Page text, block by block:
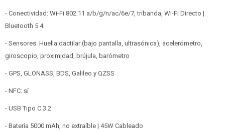
- Conectividad: Wi-Fi 802.11 a/b/g/n/ac/6e/7, tribanda, Wi-Fi Directo |
Bluetooth 5.4
- Sensores: Huella dactilar (bajo pantalla, ultrasónica), acelerómetro,
giroscopio, proximidad, brújula, barómetro
- GPS, GLONASS, BDS, Galileo y QZSS
- NFC: sí
- USB Tipo C 3.2
- Batería 5000 mAh, no extraíble | 45W Cableado